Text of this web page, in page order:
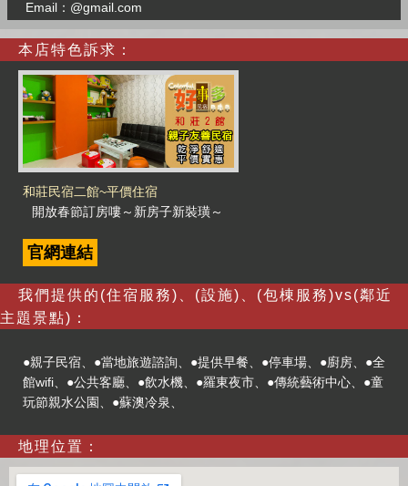
Email：@gmail.com
本店特色訴求：
和莊民宿二館~平價住宿
開放春節訂房嘍～新房子新裝璜～
官網連結
我們提供的(住宿服務)、(設施)、(包棟服務)vs(鄰近
主題景點)：
●親子民宿、●當地旅遊諮詢、●提供早餐、●停車場、●廚房、●全
館wifi、●公共客廳、●飲水機、●羅東夜市、●傳統藝術中心、●童
玩節親水公園、●蘇澳冷泉、
地理位置：